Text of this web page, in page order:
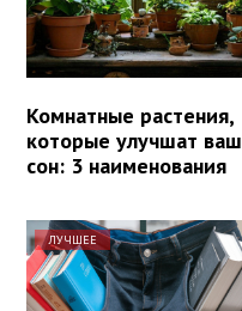
Комнатные растения,
которые улучшат ваш
сон: 3 наименования
ЛУЧШЕЕ